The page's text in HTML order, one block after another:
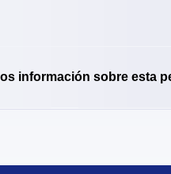
información sobre esta